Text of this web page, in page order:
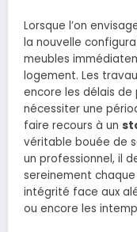
Lorsque l’on
la nouvelle
meubles
logement. Les
encore les délais de
nécessiter une
faire recours à un
véritable bouée de
un professionnel, il
sereinement
intégrité face aux
ou encore les